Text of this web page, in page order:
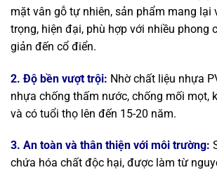
mặt vân gỗ tự nhiên, sản phẩm mang lại
trọng, hiện đại, phù hợp với nhiều phong
giản đến cổ điển.
2. Độ bền vượt trội: Nhờ chất liệu nhựa
nhựa chống thấm nước, chống mối mọt,
và có tuổi thọ lên đến 15-20 năm.
3. An toàn và thân thiện với môi trường:
chứa hóa chất độc hại, được làm từ